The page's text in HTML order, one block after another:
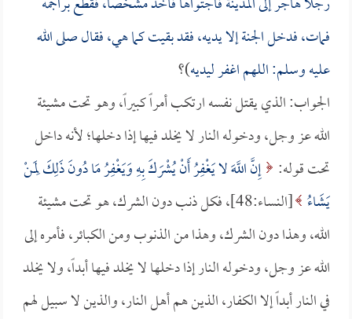
فمات، فدخل الجنة إلا يديه، فقد بقيت كما هي، فقال صلى الله
عليه وسلم: اللهم اغفر ليديه)؟
الجواب: الذي يقتل نفسه ارتكب أمراً كبيراً، وهو تحت مشيئة
الله عز وجل، ودخوله النار لا يخلد فيها إذا دخلها؛ لأنه داخل
تحت قوله: إِنَّ اللَّهَ لا يَغْفِرُ أَنْ يُشْرَكَ بِهِ وَيَغْفِرُ مَا دُونَ ذَلِكَ لِمَنْ
يَشَاءُ
[النساء:48]، فكل ذنب دون الشرك، هو تحت مشيئة
الله، وهذا دون الشرك، وهذا من الذنوب ومن الكبائر، فأمره إلى
الله عز وجل، ودخوله النار إذا دخلها لا يخلد فيها أبداً، ولا يخلد
في النار أبداً إلا الكفار، الذين هم أهل النار، والذين لا سبيل لهم